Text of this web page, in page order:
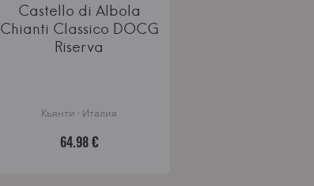
Castello di Albola
Chianti Classico DOCG
Riserva
Кьянти · Италия
64.98 €